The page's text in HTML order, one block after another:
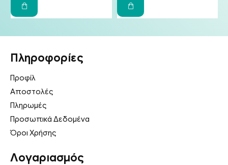
Πληροφορίες
Προφίλ
Αποστολές
Πληρωμές
Προσωπικά Δεδομένα
Όροι Χρήσης
Λογαριασμός